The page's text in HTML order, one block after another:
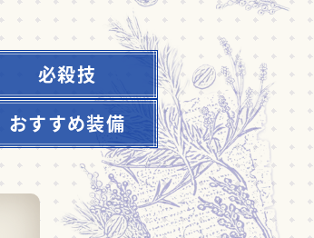
必殺技
おすすめ装備